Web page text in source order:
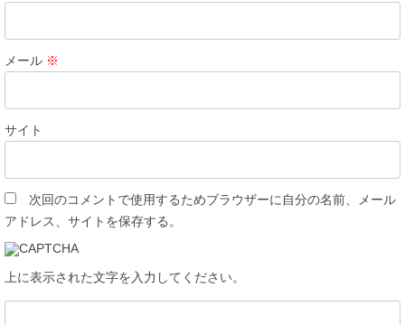
メール ※
サイト
次回のコメントで使用するためブラウザーに自分の名前、メール
アドレス、サイトを保存する。
上に表示された文字を入力してください。